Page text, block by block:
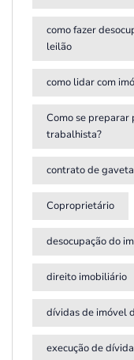
como fazer
leilão
como lidar com
Como se
trabalhista?
contrato de
Coproprietário
desocupação do
direito imobiliário
dívidas de imóvel
execução de